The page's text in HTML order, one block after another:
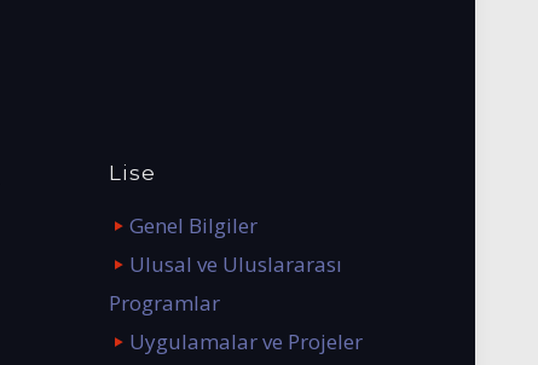
Lise
Genel Bilgiler
Ulusal ve Uluslararası
Programlar
Uygulamalar ve Projeler